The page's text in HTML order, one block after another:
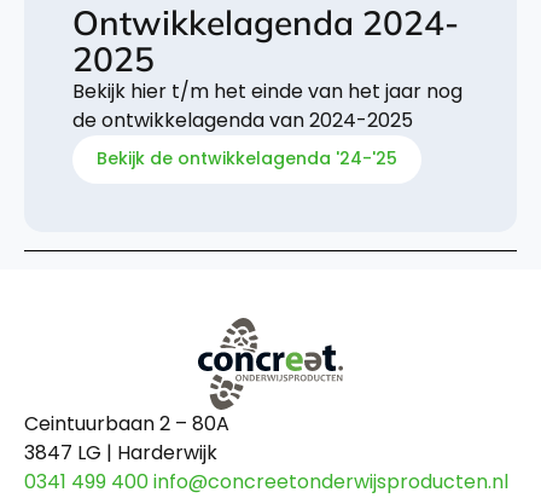
Ontwikkelagenda 2024-
2025
Bekijk hier t/m het einde van het jaar nog
de ontwikkelagenda van 2024-2025
Bekijk de ontwikkelagenda '24-'25
Ceintuurbaan 2 – 80A
3847 LG | Harderwijk
0341 499 400info@concreetonderwijsproducten.nl